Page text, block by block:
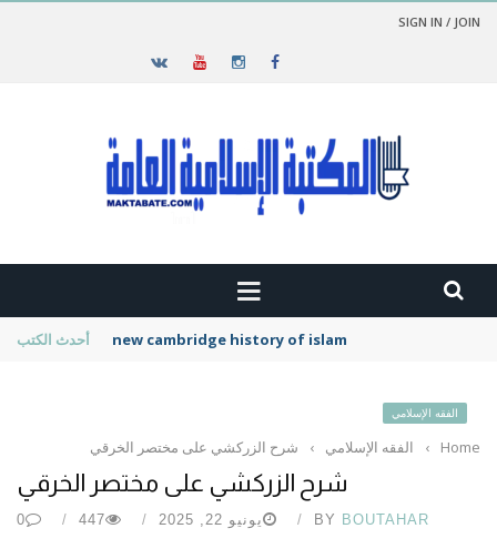
SIGN IN / JOIN
أحدث الكتب new cambridge history of islam
الفقه الإسلامي
Home
› الفقه الإسلامي › شرح الزركشي على مختصر الخرقي
شرح الزركشي على مختصر الخرقي
BY BOUTAHAR يونيو 22, 2025 447
0